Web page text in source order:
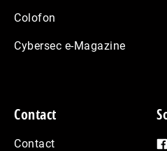
Colofon
Cybersec e-Magazine
Contact
Contact